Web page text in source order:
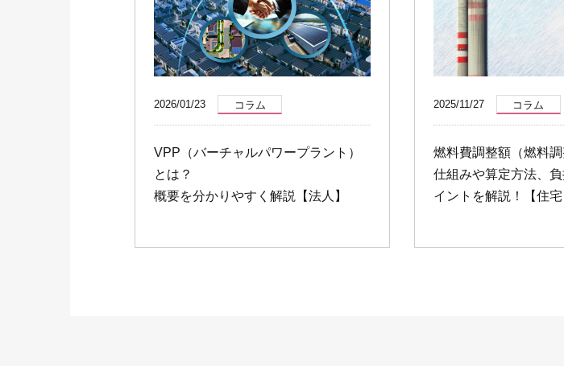
2026/01/23 コラム
VPP（バーチャルパワープラント）
とは？
概要を分かりやすく解説【法人】
2025/11/27 コラム
燃料費調整額（燃料
仕組みや算定方法、
イントを解説！【住宅